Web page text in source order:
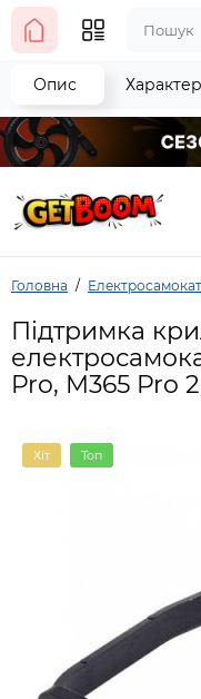
Головна
Підтримка
Pro, M365 Pro
Хіт Топ
Опис